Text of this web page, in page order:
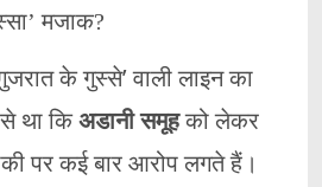
मजाक?
के गुस्से’ वाली लाइन का
था किअडानी समूहको लेकर
पर कई बार आरोप लगते हैं।